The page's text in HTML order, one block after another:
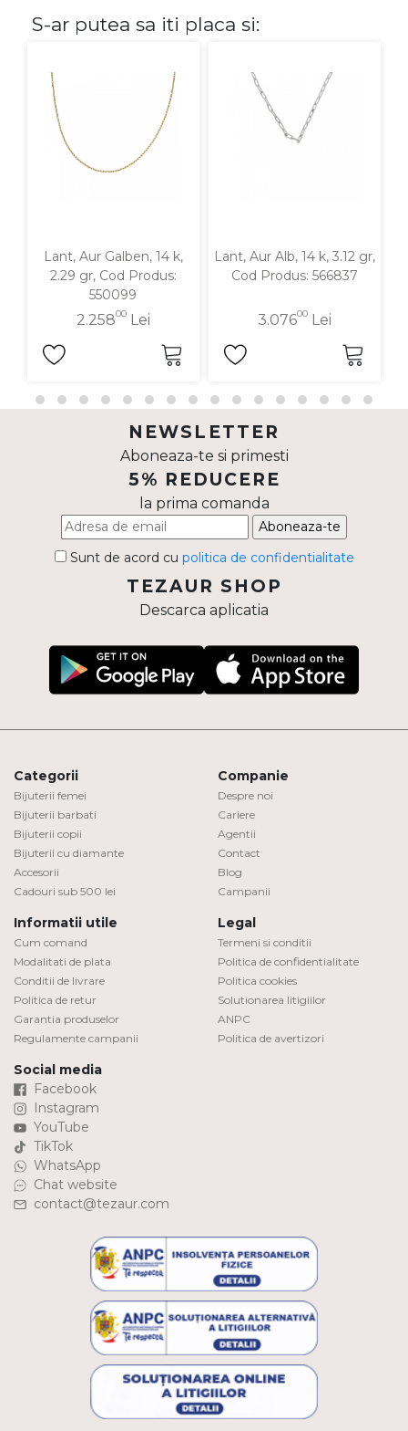
Cu pietre
Diamante
S-ar putea sa iti placa si:
Lant, Aur Galben, 14 k,
2.29 gr, Cod Produs:
550099
2.25800Lei
Lant, Aur Alb, 14 k, 3.12 gr,
Cod Produs: 566837
3.07600Lei
NEWSLETTER
Aboneaza-te si primesti
5% REDUCERE
la prima comanda
Aboneaza-te
Sunt de acord cu politica de confidentialitate
TEZAUR SHOP
Descarca aplicatia
Categorii
Bijuterii femei
Bijuterii barbati
Bijuterii copii
Bijuterii cu diamante
Accesorii
Cadouri sub 500 lei
Companie
Despre noi
Cariere
Agentii
Contact
Blog
Campanii
Informatii utile
Cum comand
Modalitati de plata
Conditii de livrare
Politica de retur
Garantia produselor
Regulamente campanii
Legal
Termeni si conditii
Politica de confidentialitate
Politica cookies
Solutionarea litigiilor
ANPC
Politica de avertizori
Social media
Facebook
Instagram
YouTube
TikTok
WhatsApp
Chat website
contact@tezaur.com